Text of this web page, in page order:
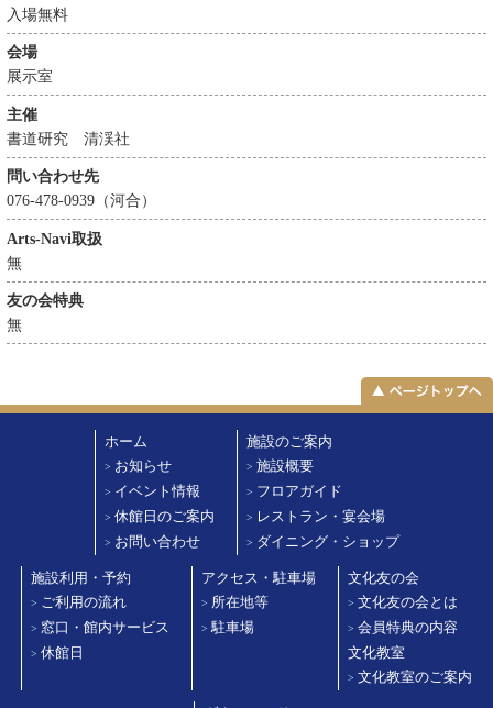
入場無料
会場
展示室
主催
書道研究 清渓社
問い合わせ先
076-478-0939（河合）
Arts-Navi取扱
無
友の会特典
無
ホーム
> お知らせ
> イベント情報
> 休館日のご案内
> お問い合わせ
施設のご案内
> 施設概要
> フロアガイド
> レストラン・宴会場
> ダイニング・ショップ
施設利用・予約
> ご利用の流れ
> 窓口・館内サービス
> 休館日
アクセス・駐車場
> 所在地等
> 駐車場
文化友の会
> 文化友の会とは
> 会員特典の内容
文化教室
> 文化教室のご案内